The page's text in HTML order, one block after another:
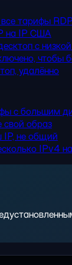
тарифы RDP
на IP США
с
чтобы
удалённо
с большим
свой образ
IP, не общий
IPv4